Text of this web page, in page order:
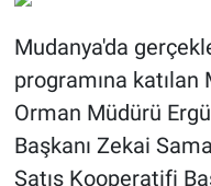
Mudanya'da
programına katılan
Orman Müdürü
Başkanı Zekai
Satış Kooperatifi